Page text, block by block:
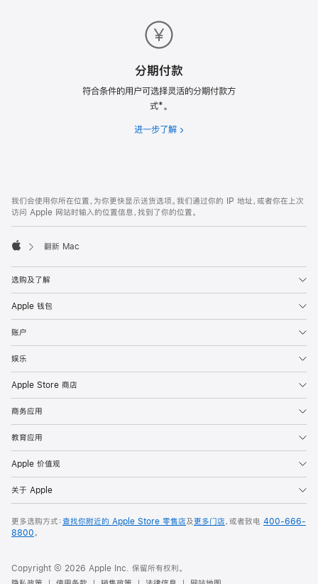
分期付款
符合条件的用户可选择灵活的分期付款方
式*。
进一步了解 分
页
页
脚
注
我们会使用你所在位置，为你更快显示送货选项。我们通过你的 IP 地址，或者你在上次
访问 Apple 网站时输入的位置信息，找到了你的位置。
翻新 Mac
选购及了解
Apple 钱包
账户
娱乐
Apple Store 商店
商务应用
教育应用
Apple 价值观
关于 Apple
更多选购方式：查找你附近的 Apple Store 零售店及更多门店，或者致电 400-666-
8800。
Copyright © 2026 Apple Inc. 保留所有权利。